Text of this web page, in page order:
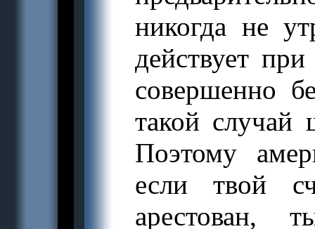
никогда не
действует
совершенно
такой случай
Поэтому
если твой
арестован,